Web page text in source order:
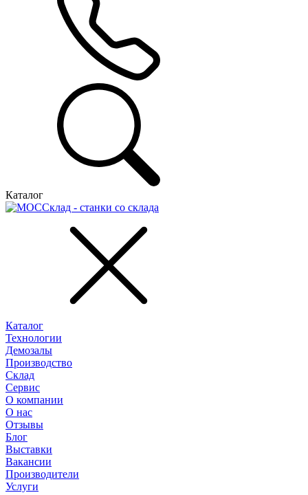
Каталог
Каталог
Технологии
Демозалы
Производство
Склад
Сервис
О компании
О нас
Отзывы
Блог
Выставки
Вакансии
Производители
Услуги